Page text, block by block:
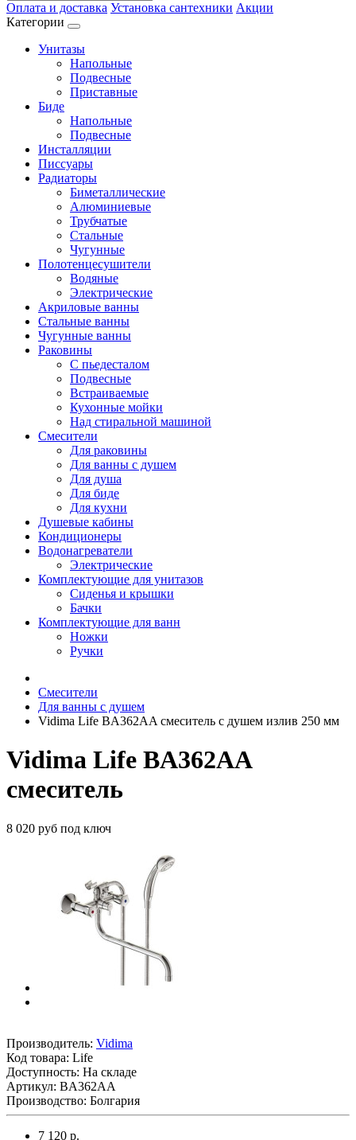
Оплата и доставка Установка сантехники Акции
Категории
Унитазы
Напольные
Подвесные
Приставные
Биде
Напольные
Подвесные
Инсталляции
Писсуары
Радиаторы
Биметаллические
Алюминиевые
Трубчатые
Стальные
Чугунные
Полотенцесушители
Водяные
Электрические
Акриловые ванны
Стальные ванны
Чугунные ванны
Раковины
С пьедесталом
Подвесные
Встраиваемые
Кухонные мойки
Над стиральной машиной
Смесители
Для раковины
Для ванны с душем
Для душа
Для биде
Для кухни
Душевые кабины
Кондиционеры
Водонагреватели
Электрические
Комплектующие для унитазов
Сиденья и крышки
Бачки
Комплектующие для ванн
Ножки
Ручки
Смесители
Для ванны с душем
Vidima Life BA362AA смеситель с душем излив 250 мм
Vidima Life BA362AA
смеситель
8 020 руб под ключ
Производитель: Vidima
Код товара: Life
Доступность: На складе
Артикул: BA362AA
Производство: Болгария
7 120 р.